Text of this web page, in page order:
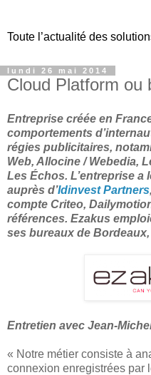
Toute l’actualité des
lundi 26 mai 2014
Cloud Platform ou
Entreprise créée en
comportements
régies publicitaires,
Web, Allocine / Webedia,
Les Échos. L’entreprise a
auprès d’Idinvest Partners
compte Criteo,
références. Ezakus
ses bureaux de
Entretien avec Jean-
« Notre métier consiste à
connexion enregistrées par